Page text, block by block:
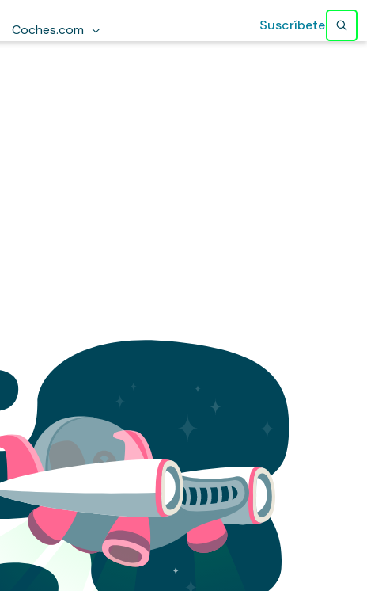
Coches.com Suscríbete